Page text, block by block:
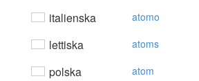
italienska atomo
lettiska atoms
polska atom